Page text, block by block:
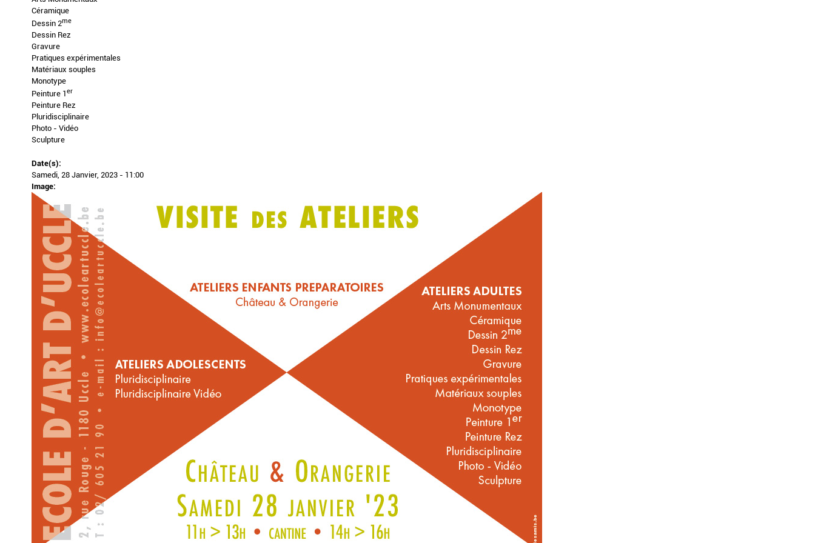
Céramique
Dessin 2me
Dessin Rez
Gravure
Pratiques expérimentales
Matériaux souples
Monotype
Peinture 1er
Peinture Rez
Pluridisciplinaire
Photo - Vidéo
Sculpture
Date(s):
Samedi, 28 Janvier, 2023 - 11:00
Image: